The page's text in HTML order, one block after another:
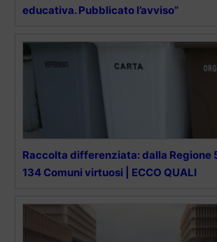
educativa. Pubblicato l’avviso”
Raccolta differenziata: dalla Regione
134 Comuni virtuosi | ECCO QUALI